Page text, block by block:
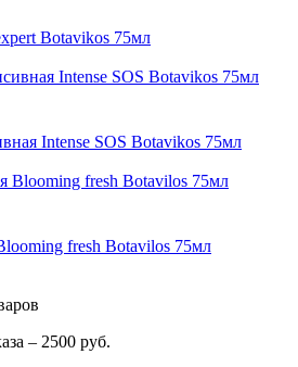
Botavikos 75мл
Intense SOS Botavikos 75мл
fresh Botavilos 75мл
– 2500 руб.